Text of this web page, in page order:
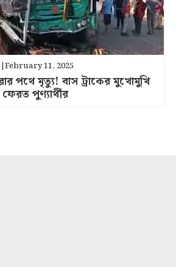
|February 11, 2025
পথে মৃত্যু! বাস ট্রাকের মুখোমুখি
পুণ্যার্থীর